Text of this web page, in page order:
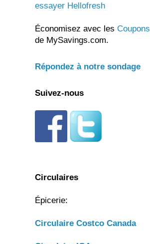
essayer Hellofresh
Économisez avec les Coupons
de MySavings.com.
Répondez à notre sondage
Suivez-nous
Circulaires
Épicerie:
Circulaire Costco Canada